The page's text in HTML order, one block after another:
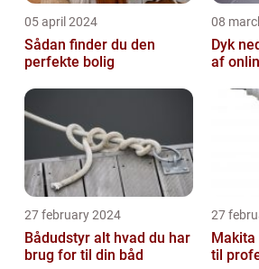
05 april 2024
Sådan finder du den
perfekte bolig
08
Dyk
af
27 february 2024
Bådudstyr alt hvad du har
brug for til din båd
27
til